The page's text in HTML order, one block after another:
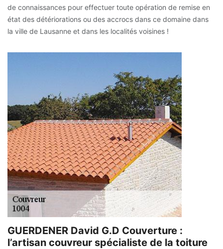
de connaissances pour effectuer toute opération de remise en
état des détériorations ou des accrocs dans ce domaine dans
la ville de Lausanne et dans les localités voisines !
GUERDENER David G.D Couverture :
l’artisan couvreur spécialiste de la toiture